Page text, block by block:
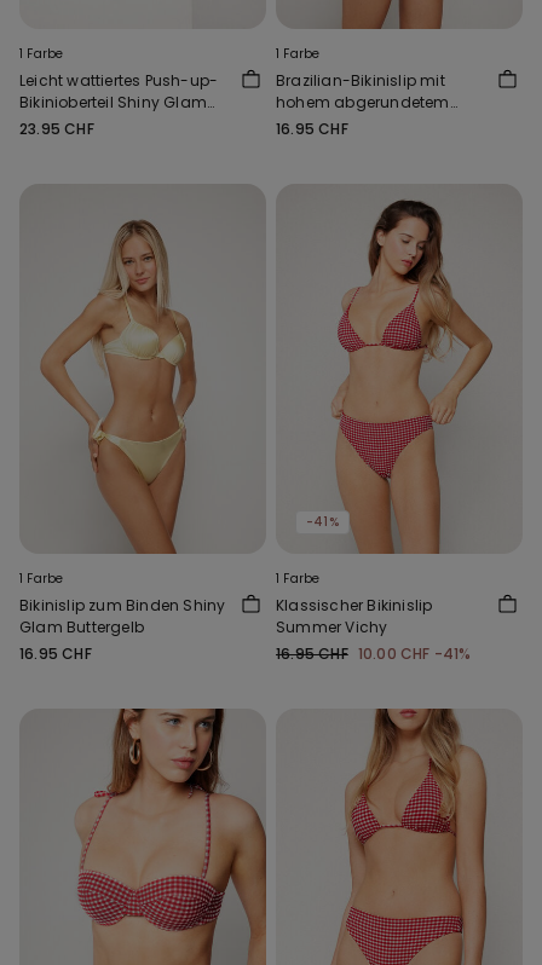
1 Farbe
Leicht wattiertes Push-up-
Bikinioberteil Shiny Glam
Buttergelb
23.95 CHF
1 Farbe
Brazilian-Bikinislip mit
hohem abgerundetem
Beinausschnitt Shiny
16.95 CHF
1 Farbe
Bikinislip zum Binden Shiny
Glam Buttergelb
16.95 CHF
-41%
1 Farbe
Klassischer Bikinislip
Summer Vichy
16.95 CHF 10.00 CHF -41%